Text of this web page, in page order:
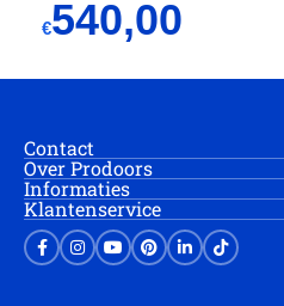
€540,00
Contact
Over Prodoors
Informaties
Klantenservice